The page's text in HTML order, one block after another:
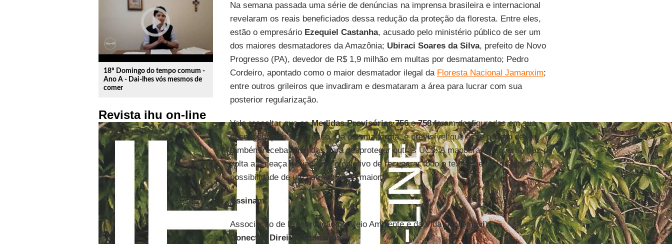
play_circle_outline
18º Domingo do tempo comum -
Ano A - Dai-lhes vós mesmos de
comer
Revista ihu on-line
Na semana passada uma série de denúncias na imprensa brasileira e internacional
revelaram os reais beneficiados dessa redução da proteção da floresta. Entre eles,
estão o empresário Ezequiel Castanha, acusado pelo ministério público de ser um
dos maiores desmatadores da Amazônia; Ubiraci Soares da Silva, prefeito de Novo
Progresso (PA), devedor de R$ 1,9 milhão em multas por desmatamento; Pedro
Cordeiro, apontado como o maior desmatador ilegal da Floresta Nacional Jamanxim;
entre outros grileiros que invadiram e desmataram a área para lucrar com sua
posterior regularização.
Vale ressaltar que asMedidas Provisórias 756e758foram desfiguradas em sua
passagem pelo Congresso. Da mesma forma, é previsível que esse projeto de lei
também receba emendas para desproteger outras UCs. A manobra do governo traz de
volta a ameaça inicial, com o objetivo de recuperar todo o texto que foi vetado, e a
possibilidade de um estrago ainda maior.
Assinam:
Associação de Preservação do Meio Ambiente e da Vida (Apremavi)
Conectas Direitos Humanos